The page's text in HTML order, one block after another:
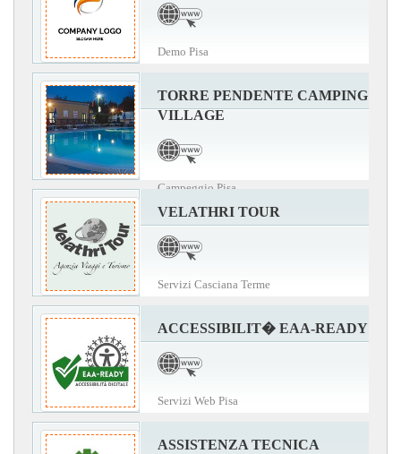
Demo Pisa
TORRE PENDENTE CAMPING
VILLAGE
Campeggio Pisa
VELATHRI TOUR
Servizi Casciana Terme
ACCESSIBILIT� EAA-READY
Servizi Web Pisa
ASSISTENZA TECNICA